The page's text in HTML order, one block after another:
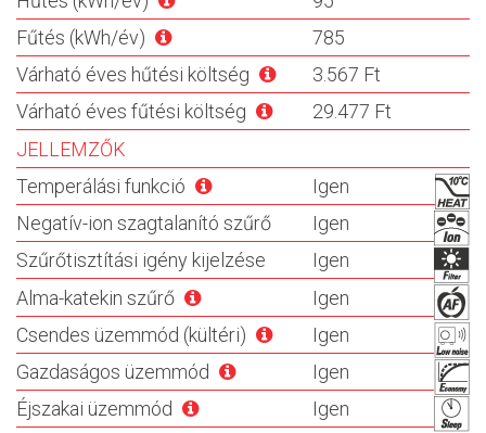
Fűtés (kWh/év)
785
Várható éves hűtési költség
3.567 Ft
Várható éves fűtési költség
29.477 Ft
JELLEMZŐK
Temperálási funkció
Igen
Negatív-ion szagtalanító szűrő
Igen
Szűrőtisztítási igény kijelzése
Igen
Alma-katekin szűrő
Igen
Csendes üzemmód (kültéri)
Igen
Gazdaságos üzemmód
Igen
Éjszakai üzemmód
Igen